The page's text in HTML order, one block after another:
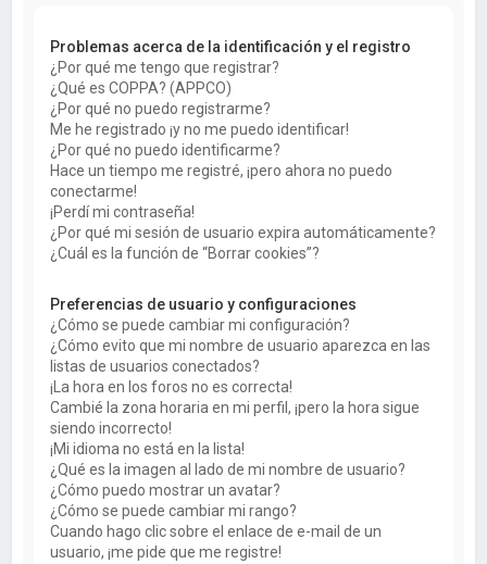
Problemas acerca de la identificación y el registro
¿Por qué me tengo que registrar?
¿Qué es COPPA? (APPCO)
¿Por qué no puedo registrarme?
Me he registrado ¡y no me puedo identificar!
¿Por qué no puedo identificarme?
Hace un tiempo me registré, ¡pero ahora no puedo
conectarme!
¡Perdí mi contraseña!
¿Por qué mi sesión de usuario expira automáticamente?
¿Cuál es la función de “Borrar cookies”?
Preferencias de usuario y configuraciones
¿Cómo se puede cambiar mi configuración?
¿Cómo evito que mi nombre de usuario aparezca en las
listas de usuarios conectados?
¡La hora en los foros no es correcta!
Cambié la zona horaria en mi perfil, ¡pero la hora sigue
siendo incorrecto!
¡Mi idioma no está en la lista!
¿Qué es la imagen al lado de mi nombre de usuario?
¿Cómo puedo mostrar un avatar?
¿Cómo se puede cambiar mi rango?
Cuando hago clic sobre el enlace de e-mail de un
usuario, ¡me pide que me registre!